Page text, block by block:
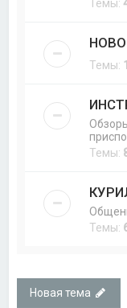
Темы:
Темы:
Темы:
Темы:
Новая тема